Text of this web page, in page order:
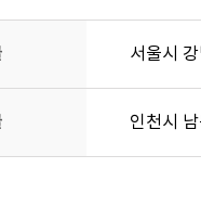
서울시
인천시